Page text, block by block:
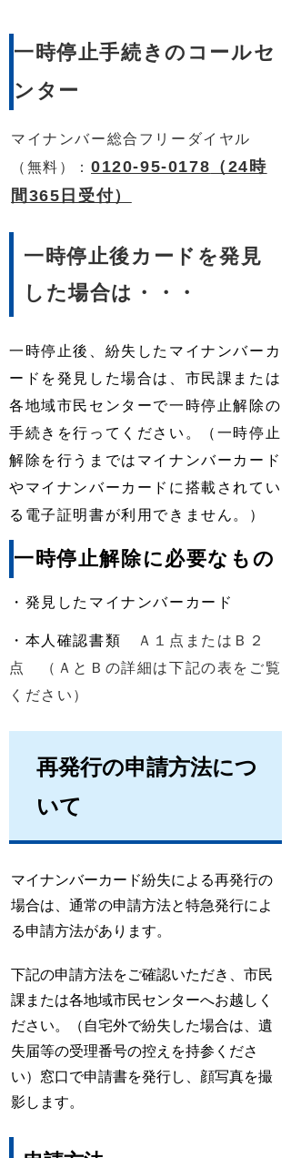
一時停止手続きのコールセ
ンター
マイナンバー総合フリーダイヤル
（無料）： 0120-95-0178 （24時
間365日受付）
一時停止後カードを発見
した場合は・・・
一時停止後、紛失したマイナンバーカ
ードを発見した場合は、市民課または
各地域市民センターで一時停止解除の
手続きを行ってください。（一時停止
解除を行うまではマイナンバーカード
やマイナンバーカードに搭載されてい
る電子証明書が利用できません。）
一時停止解除に必要なもの
・発見したマイナンバーカード
・本人確認書類
Ａ１点またはＢ２
点
（ＡとＢの詳細は下記の表をご覧
ください）
再発行の申請方法につ
いて
マイナンバーカード紛失による再発行の
場合は、通常の申請方法と特急発行によ
る申請方法があります。
下記の申請方法をご確認いただき、市民
課または各地域市民センターへお越しく
ださい。（自宅外で紛失した場合は、遺
失届等の受理番号の控えを持参くださ
い）窓口で申請書を発行し、顔写真を撮
影します。